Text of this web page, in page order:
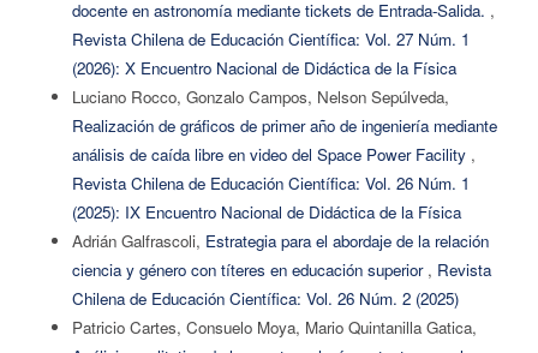
docente en astronomía mediante tickets de Entrada-Salida. ,
Revista Chilena de Educación Científica: Vol. 27 Núm. 1
(2026): X Encuentro Nacional de Didáctica de la Física
Luciano Rocco, Gonzalo Campos, Nelson Sepúlveda,
Realización de gráficos de primer año de ingeniería mediante
análisis de caída libre en video del Space Power Facility ,
Revista Chilena de Educación Científica: Vol. 26 Núm. 1
(2025): IX Encuentro Nacional de Didáctica de la Física
Adrián Galfrascoli, Estrategia para el abordaje de la relación
ciencia y género con títeres en educación superior , Revista
Chilena de Educación Científica: Vol. 26 Núm. 2 (2025)
Patricio Cartes, Consuelo Moya, Mario Quintanilla Gatica,